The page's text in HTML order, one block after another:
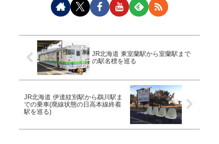
JR北海道 東室蘭駅から室蘭駅まで
の駅名標を巡る
JR北海道 伊達紋別駅から鵡川駅ま
での乗車(廃線状態の日高本線終着
駅を巡る)